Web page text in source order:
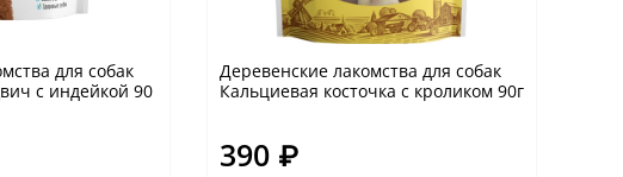
для собак
с индейкой 90
Деревенские лакомства для собак
Кальциевая косточка с кроликом 90г
390 ₽